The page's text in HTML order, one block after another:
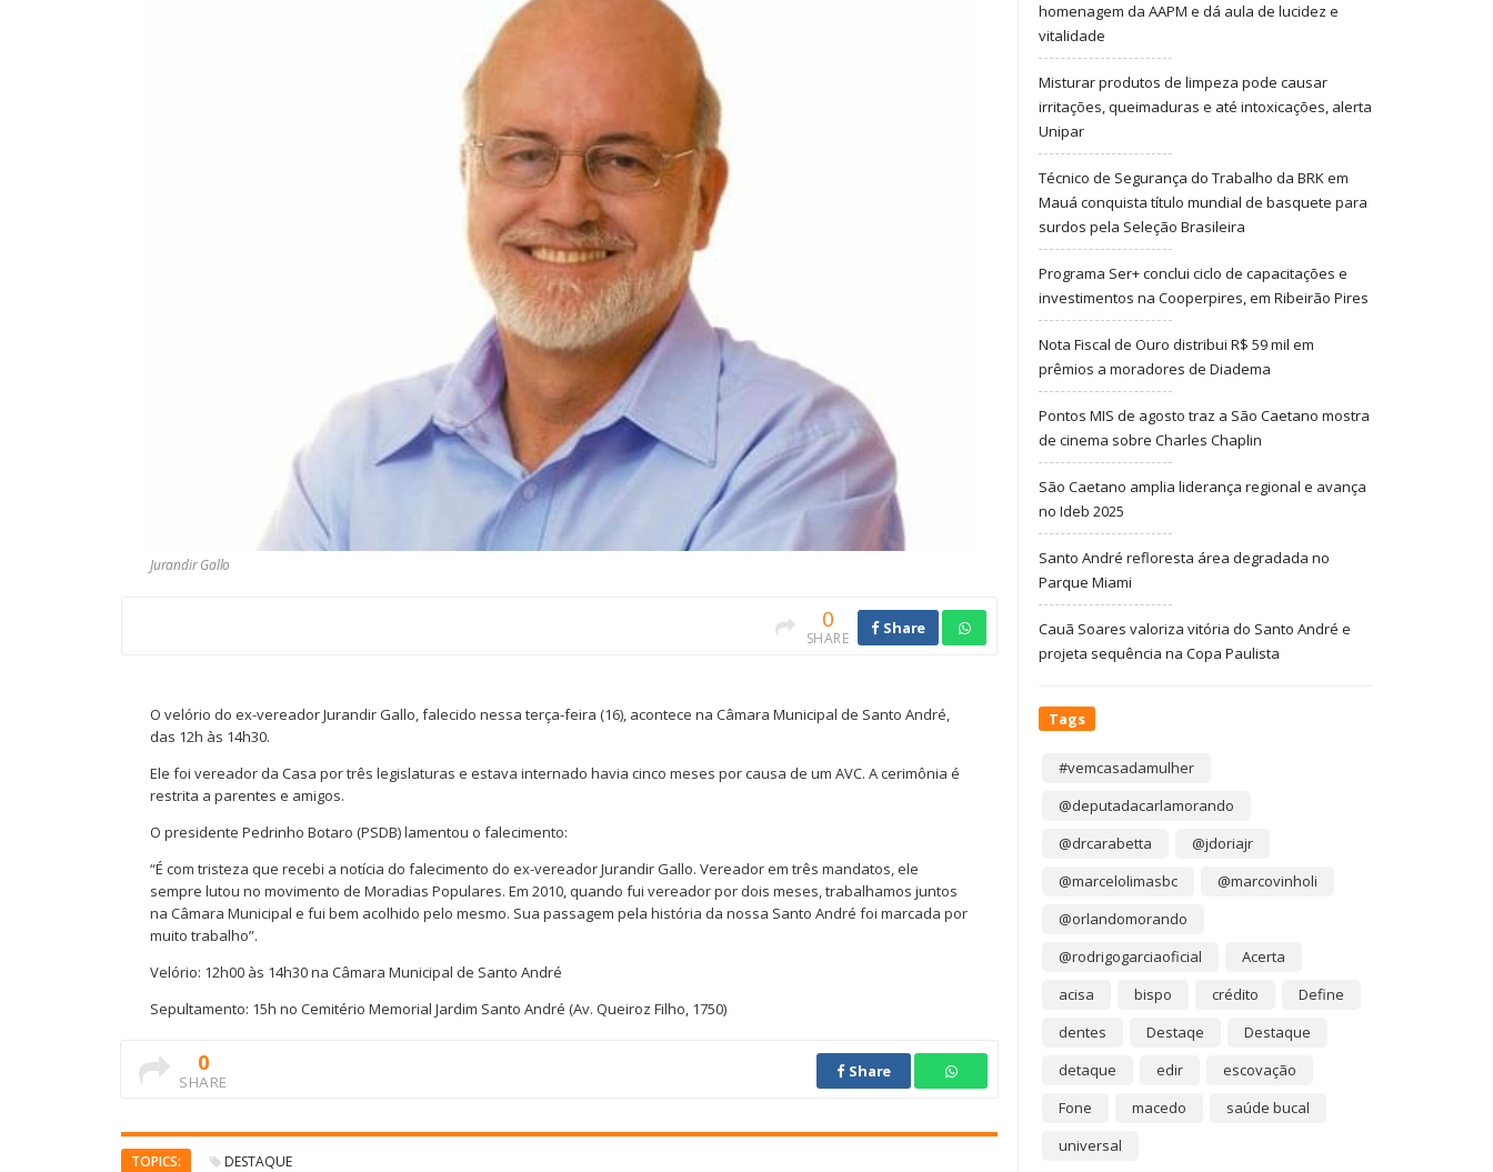
Jurandir Gallo
0
SHARE
Share
O velório do ex-vereador Jurandir Gallo, falecido nessa terça-feira (16), acontece na Câmara Municipal de Santo André,
das 12h às 14h30.
Ele foi vereador da Casa por três legislaturas e estava internado havia cinco meses por causa de um AVC. A cerimônia é
restrita a parentes e amigos.
O presidente Pedrinho Botaro (PSDB) lamentou o falecimento:
“É com tristeza que recebi a notícia do falecimento do ex-vereador Jurandir Gallo. Vereador em três mandatos, ele
sempre lutou no movimento de Moradias Populares. Em 2010, quando fui vereador por dois meses, trabalhamos juntos
na Câmara Municipal e fui bem acolhido pelo mesmo. Sua passagem pela história da nossa Santo André foi marcada por
muito trabalho”.
Velório: 12h00 às 14h30 na Câmara Municipal de Santo André
Sepultamento: 15h no Cemitério Memorial Jardim Santo André (Av. Queiroz Filho, 1750)
0
SHARE
Share
TOPICS: DESTAQUE
homenagem da AAPM e dá aula de lucidez e
vitalidade
Misturar produtos de limpeza pode causar
irritações, queimaduras e até intoxicações, alerta
Unipar
Técnico de Segurança do Trabalho da BRK em
Mauá conquista título mundial de basquete para
surdos pela Seleção Brasileira
Programa Ser+ conclui ciclo de capacitações e
investimentos na Cooperpires, em Ribeirão Pires
Nota Fiscal de Ouro distribui R$ 59 mil em
prêmios a moradores de Diadema
Pontos MIS de agosto traz a São Caetano mostra
de cinema sobre Charles Chaplin
São Caetano amplia liderança regional e avança
no Ideb 2025
Santo André refloresta área degradada no
Parque Miami
Cauã Soares valoriza vitória do Santo André e
projeta sequência na Copa Paulista
Tags
#vemcasadamulher
@deputadacarlamorando
@drcarabetta
@jdoriajr
@marcelolimasbc
@marcovinholi
@orlandomorando
@rodrigogarciaoficial
Acerta
acisa
bispo crédito
Define
dentes
Destaqe
Destaque
detaque
edir
escovação
Fone
macedo
saúde bucal
universal